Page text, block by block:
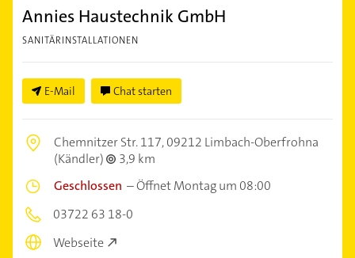
Annies Haustechnik GmbH
SANITÄRINSTALLATIONEN
E-Mail Chat starten
Chemnitzer Str. 117,09212 Limbach-Oberfrohna
(Kändler)
3,9 km
Geschlossen –Öffnet Montag um 08:00
03722 63 18-0
Webseite